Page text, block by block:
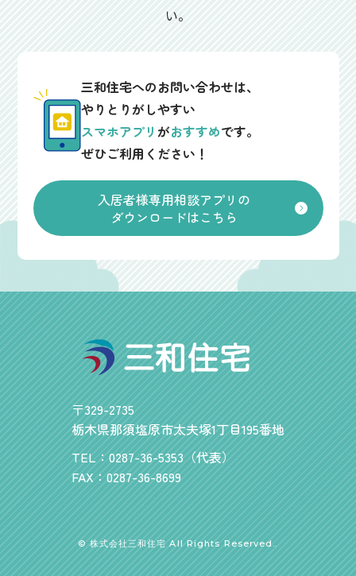
い。
三和住宅へのお問い合わせは、
やりとりがしやすい
スマホアプリ がおすすめです。
ぜひご利用ください！
入居者様専用相談アプリの
ダウンロードはこちら
〒329-2735
栃木県那須塩原市太夫塚1丁目195番地
TEL：0287-36-5353（代表）
FAX：0287-36-8699
© 株式会社三和住宅 All Rights Reserved..